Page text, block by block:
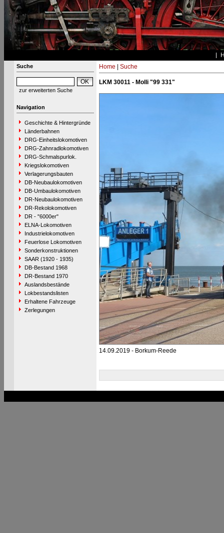
Suche
zur erweiterten Suche
Navigation
Geschichte & Hintergründe
Länderbahnen
DRG-Einheitslokomotiven
DRG-Zahnradlokomotiven
DRG-Schmalspurlok.
Kriegslokomotiven
Verlagerungsbauten
DB-Neubaulokomotiven
DB-Umbaulokomotiven
DR-Neubaulokomotiven
DR-Rekolokomotiven
DR - "6000er"
ELNA-Lokomotiven
Industrielokomotiven
Feuerlose Lokomotiven
Sonderkonstruktionen
SAAR (1920 - 1935)
DB-Bestand 1968
DR-Bestand 1970
Auslandsbestände
Lokbestandslisten
Erhaltene Fahrzeuge
Zerlegungen
Home Suche
LKM 30011 - Molli "99 331"
14.09.2019 - Borkum-Reede